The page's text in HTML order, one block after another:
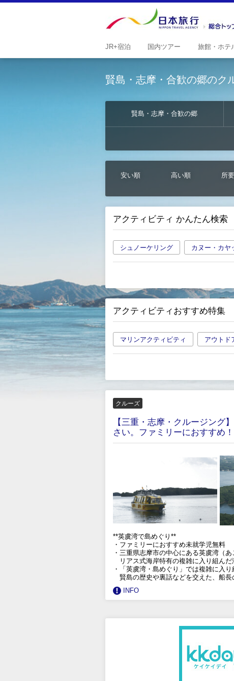
JR+宿泊 国内ツアー 旅館・ ホテ
賢島・志摩・合歓の郷のク
賢島・志摩・合歓の郷
安い順 高い順 所
アクティビティ かんたん検索
シュノーケリング カヌー・カヤ
アクティビティおすすめ特集
マリンアクティビティ アウトド
クルーズ
【三重・志摩・クルージング
さい。ファミリーにおすすめ
**英虞湾で島めぐり**
・ファミリーにおすすめ未就学児無料
・三重県志摩市の中心にある英虞湾（あ
リアス式海岸特有の複雑に入り組んだ
・「英虞湾・島めぐり」では複雑に入
賢島の歴史や裏話などを交えた、船長
INFO